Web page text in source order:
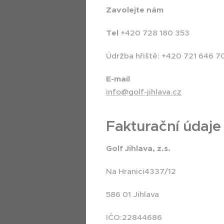
Zavolejte nám
Tel +420 728 180 353
Údržba hřiště: +420 721 646
E-mail
info@golf-jihlava.cz
Fakturační údaje
Golf Jihlava, z.s.
Na Hranici4337/12
586 01 Jihlava
IČO:22844686